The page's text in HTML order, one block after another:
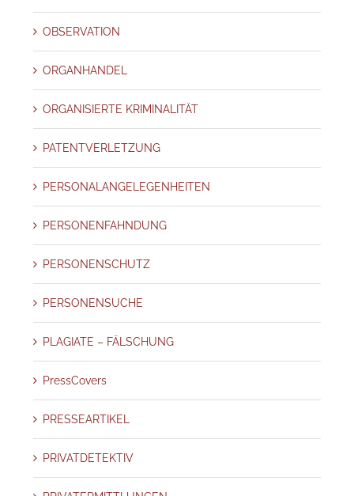
OBSERVATION
ORGANHANDEL
ORGANISIERTE KRIMINALITÄT
PATENTVERLETZUNG
PERSONALANGELEGENHEITEN
PERSONENFAHNDUNG
PERSONENSCHUTZ
PERSONENSUCHE
PLAGIATE – FÄLSCHUNG
PressCovers
PRESSEARTIKEL
PRIVATDETEKTIV